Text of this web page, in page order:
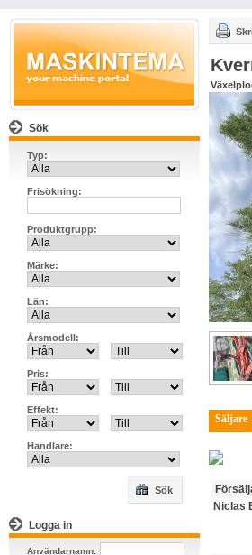
Sök
Typ:
Frisökning:
Produktgrupp:
Märke:
Län:
Årsmodell:
Pris:
Effekt:
Handlare:
Sök
Logga in
Användarnamn:
Säljare
Niclas